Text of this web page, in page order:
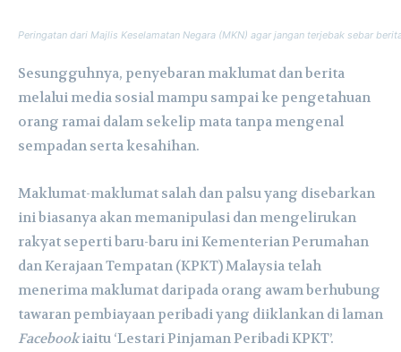
Peringatan dari Majlis Keselamatan Negara (MKN) agar jangan terjebak sebar
Sesungguhnya, penyebaran maklumat dan berita
melalui media sosial mampu sampai ke pengetahuan
orang ramai dalam sekelip mata tanpa mengenal
sempadan serta kesahihan.
Maklumat-maklumat salah dan palsu yang disebarkan
ini biasanya akan memanipulasi dan mengelirukan
rakyat seperti baru-baru ini Kementerian Perumahan
dan Kerajaan Tempatan (KPKT) Malaysia telah
menerima maklumat daripada orang awam berhubung
tawaran pembiayaan peribadi yang diiklankan di laman
Facebookiaitu ‘Lestari Pinjaman Peribadi KPKT’.